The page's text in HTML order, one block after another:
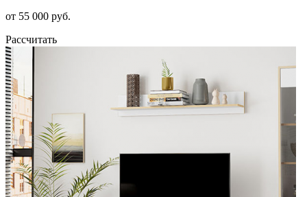
от 55 000 руб.
Рассчитать